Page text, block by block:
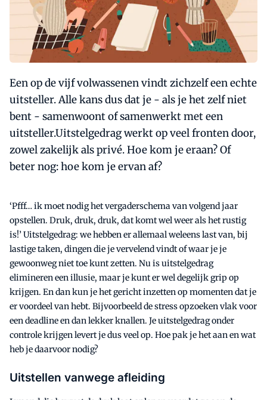
Een op de vijf volwassenen vindt zichzelf een echte
uitsteller. Alle kans dus dat je - als je het zelf niet
bent - samenwoont of samenwerkt met een
uitsteller.Uitstelgedrag werkt op veel fronten door,
zowel zakelijk als privé. Hoe kom je eraan? Of
beter nog: hoe kom je ervan af?
‘Pfff… ik moet nodig het vergaderschema van volgend jaar
opstellen. Druk, druk, druk, dat komt wel weer als het rustig
is!’ Uitstelgedrag: we hebben er allemaal weleens last van, bij
lastige taken, dingen die je vervelend vindt of waar je je
gewoonweg niet toe kunt zetten. Nu is uitstelgedrag
elimineren een illusie, maar je kunt er wel degelijk grip op
krijgen. En dan kun je het gericht inzetten op momenten dat je
er voordeel van hebt. Bijvoorbeeld de stress opzoeken vlak voor
een deadline en dan lekker knallen. Je uitstelgedrag onder
controle krijgen levert je dus veel op. Hoe pak je het aan en wat
heb je daarvoor nodig?
Uitstellen vanwege afleiding